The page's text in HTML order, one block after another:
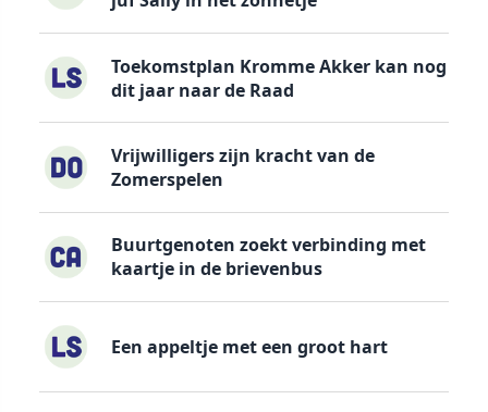
Toekomstplan Kromme Akker kan nog
dit jaar naar de Raad
Vrijwilligers zijn kracht van de
Zomerspelen
Buurtgenoten zoekt verbinding met
kaartje in de brievenbus
Een appeltje met een groot hart